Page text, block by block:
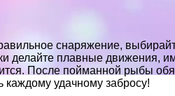
снаряжение,
делайте плавные движения,
После пойманной рыбы
удачному забросу!